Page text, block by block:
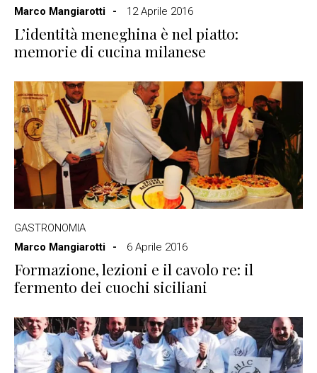
Marco Mangiarotti
12 Aprile 2016
L’identità meneghina è nel piatto:
memorie di cucina milanese
GASTRONOMIA
Marco Mangiarotti
6 Aprile 2016
Formazione, lezioni e il cavolo re: il
fermento dei cuochi siciliani